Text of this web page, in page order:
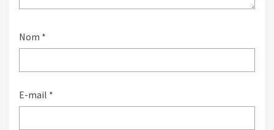
Nom *
E-mail *